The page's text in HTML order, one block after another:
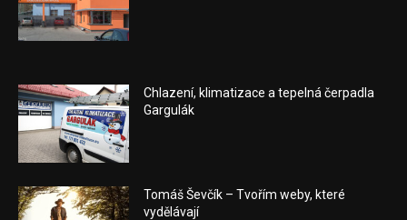
Chlazení, klimatizace a tepelná čerpadla
Gargulák
Tomáš Ševčík – Tvořím weby, které
vydělávají